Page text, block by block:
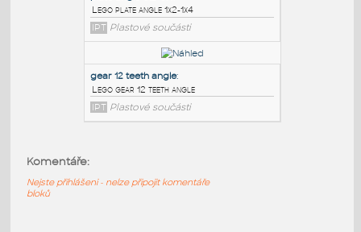
Right Angle:
Otevřená šipka, 90°
DWG Výkresové prvky
IPT Plastové součásti
Komentáře:
Nejste přihlášeni - nelze připojit komentáře
bloků